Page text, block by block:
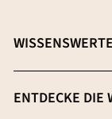
Wähle dein
ENTDECKE DIE